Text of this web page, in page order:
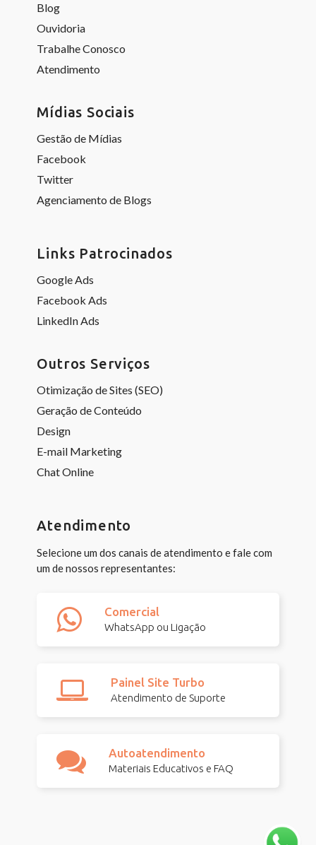
Blog
Ouvidoria
Trabalhe Conosco
Atendimento
Mídias Sociais
Gestão de Mídias
Facebook
Twitter
Agenciamento de Blogs
Links Patrocinados
Google Ads
Facebook Ads
LinkedIn Ads
Outros Serviços
Otimização de Sites (SEO)
Geração de Conteúdo
Design
E-mail Marketing
Chat Online
Atendimento
Selecione um dos canais de atendimento e fale com
um de nossos representantes:
Comercial
WhatsApp ou Ligação
Painel Site Turbo
Atendimento de Suporte
Autoatendimento
Materiais Educativos e FAQ